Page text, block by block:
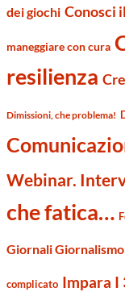
dei giochi Conosci
maneggiare con cura
resilienza
Dimissioni, che problema!
Webinar.
che fatica…
Giornali
complicato Impara I